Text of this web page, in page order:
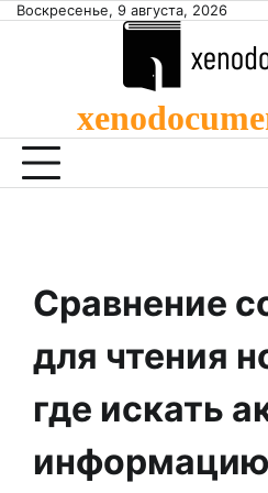
SkipВоскресенье, 9 августа, 2026
Сравнение
для чтения
где искать
информацию